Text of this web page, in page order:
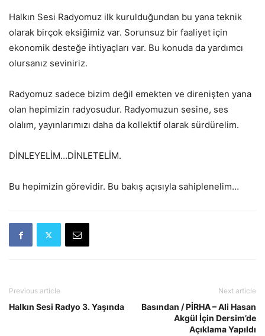
Halkın Sesi Radyomuz ilk kurulduğundan bu yana teknik
olarak birçok eksiğimiz var. Sorunsuz bir faaliyet için
ekonomik desteğe ihtiyaçları var. Bu konuda da yardımcı
olursanız seviniriz.
Radyomuz sadece bizim değil emekten ve direnişten yana
olan hepimizin radyosudur. Radyomuzun sesine, ses
olalım, yayınlarımızı daha da kollektif olarak sürdürelim.
DİNLEYELİM…DİNLETELİM.
Bu hepimizin görevidir. Bu bakış açısıyla sahiplenelim…
Previous article
Halkın Sesi Radyo 3. Yaşında
Next article
Basından / PİRHA – Ali Hasan
Akgül İçin Dersim’de
Açıklama Yapıldı